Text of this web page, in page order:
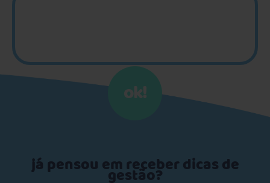
ok!
já pensou em receber dicas de
gestão?